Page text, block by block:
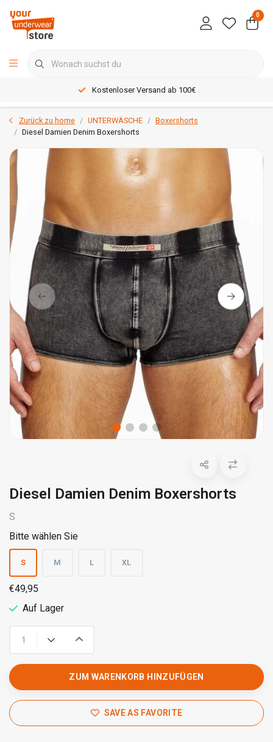
0
Kostenloser Versand ab 100€
Zurück zu home UNTERWÄSCHE
Boxershorts
Diesel Damien Denim Boxershorts
Diesel Damien Denim Boxershorts
S
Bitte wählen Sie
S M L XL
€49,95
Auf Lager
ZUM WARENKORB HINZUFÜGEN
SAVE AS FAVORITE